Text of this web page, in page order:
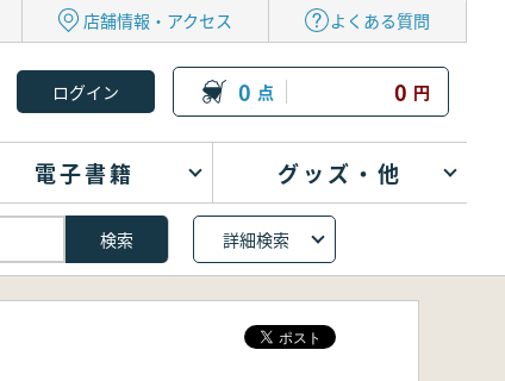
店舗情報・アクセス よくある質問
0 点 0 円
電子書籍 グッズ・他
詳細検索